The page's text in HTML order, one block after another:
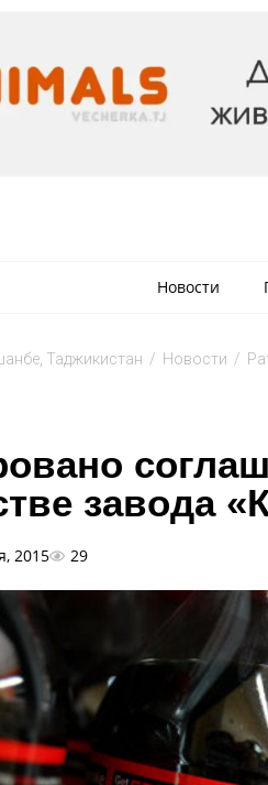
Новости
Таджикистан / Новости /
завода
2015 29